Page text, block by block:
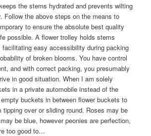
the stems hydrated and prevents wilting
Follow the above steps on the means to
to ensure the absolute best quality
possible. A flower trolley holds stems
facilitating easy accessibility during packing
of broken blooms. You have control
and with correct packing, you presumably
in good situation. When I am solely
in a private automobile instead of the
buckets in between flower buckets to
tipping over or sliding round. Roses may be
be blue, however peonies are perfection,
too good to…